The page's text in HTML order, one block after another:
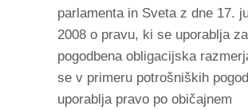
parlamenta in Sveta z dne 17.
2008 o pravu, ki se uporablja za
pogodbena obligacijska
se v primeru potrošniških
uporablja pravo po običajnem